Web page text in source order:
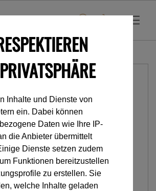
Inhalte und Dienste von
ein. Dabei können
Daten wie Ihre IP-
die Anbieter übermittelt
Dienste setzen zudem
Funktionen bereitzustellen
zu erstellen. Sie
welche Inhalte geladen